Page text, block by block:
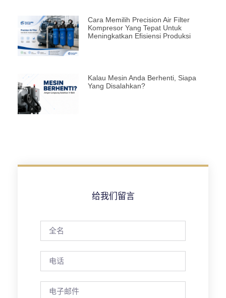
Cara Memilih Precision Air Filter
Kompresor Yang Tepat Untuk
Meningkatkan Efisiensi Produksi
Kalau Mesin Anda Berhenti, Siapa
Yang Disalahkan?
给我们留言